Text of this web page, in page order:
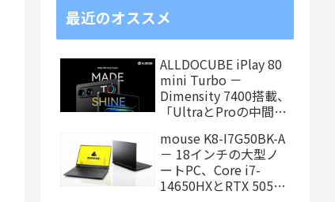
最近のオススメ
ALLDOCUBE iPlay 80
mini Turbo －
Dimensity 7400搭載、
「UltraとProの中間ス
タブレット、発売記念
価格は29,999円！
mouse K8-I7G50BK-A
－ 18インチの大型ノ
ートPC、Core i7-
14650HXとRTX 5050